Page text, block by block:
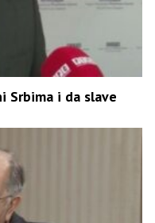
Srbima i da slave